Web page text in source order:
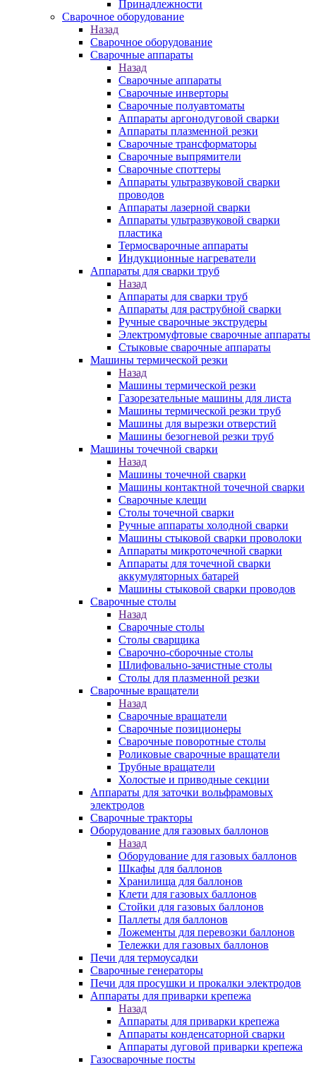
Принадлежности
Сварочное оборудование
Назад
Сварочное оборудование
Сварочные аппараты
Назад
Сварочные аппараты
Сварочные инверторы
Сварочные полуавтоматы
Аппараты аргонодуговой сварки
Аппараты плазменной резки
Сварочные трансформаторы
Сварочные выпрямители
Сварочные споттеры
Аппараты ультразвуковой сварки
проводов
Аппараты лазерной сварки
Аппараты ультразвуковой сварки
пластика
Термосварочные аппараты
Индукционные нагреватели
Аппараты для сварки труб
Назад
Аппараты для сварки труб
Аппараты для раструбной сварки
Ручные сварочные экструдеры
Электромуфтовые сварочные аппараты
Стыковые сварочные аппараты
Машины термической резки
Назад
Машины термической резки
Газорезательные машины для листа
Машины термической резки труб
Машины для вырезки отверстий
Машины безогневой резки труб
Машины точечной сварки
Назад
Машины точечной сварки
Машины контактной точечной сварки
Сварочные клещи
Столы точечной сварки
Ручные аппараты холодной сварки
Машины стыковой сварки проволоки
Аппараты микроточечной сварки
Аппараты для точечной сварки
аккумуляторных батарей
Машины стыковой сварки проводов
Сварочные столы
Назад
Сварочные столы
Столы сварщика
Сварочно-сборочные столы
Шлифовально-зачистные столы
Столы для плазменной резки
Сварочные вращатели
Назад
Сварочные вращатели
Сварочные позиционеры
Сварочные поворотные столы
Роликовые сварочные вращатели
Трубные вращатели
Холостые и приводные секции
Аппараты для заточки вольфрамовых
электродов
Сварочные тракторы
Оборудование для газовых баллонов
Назад
Оборудование для газовых баллонов
Шкафы для баллонов
Хранилища для баллонов
Клети для газовых баллонов
Стойки для газовых баллонов
Паллеты для баллонов
Ложементы для перевозки баллонов
Тележки для газовых баллонов
Печи для термоусадки
Сварочные генераторы
Печи для просушки и прокалки электродов
Аппараты для приварки крепежа
Назад
Аппараты для приварки крепежа
Аппараты конденсаторной сварки
Аппараты дуговой приварки крепежа
Газосварочные посты